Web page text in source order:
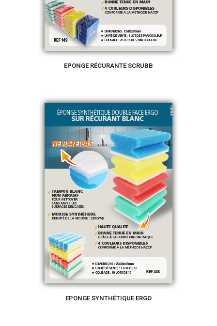
EPONGE RÉCURANTE SCRUBB
EPONGE SYNTHÉTIQUE ERGO